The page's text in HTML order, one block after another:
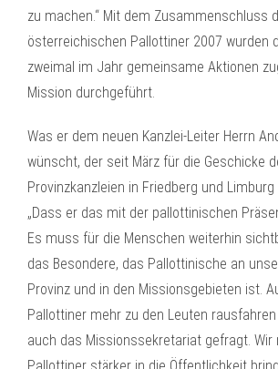
zu machen.“ Mit dem Zusammenschluss
österreichischen Pallottiner 2007 wurden
zweimal im Jahr gemeinsame Aktionen
Mission durchgeführt.
Was er dem neuen Kanzlei-Leiter Herrn
wünscht, der seit März für die Geschicke
Provinzkanzleien in Friedberg und
„Dass er das mit der pallottinischen
Es muss für die Menschen weiterhin
das Besondere, das Pallottinische an
Provinz und in den Missionsgebieten ist.
Pallottiner mehr zu den Leuten
auch das Missionssekretariat gefragt. Wir